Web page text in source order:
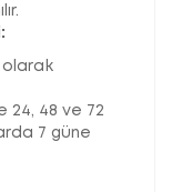
olarak
24, 48 ve 72
7 güne